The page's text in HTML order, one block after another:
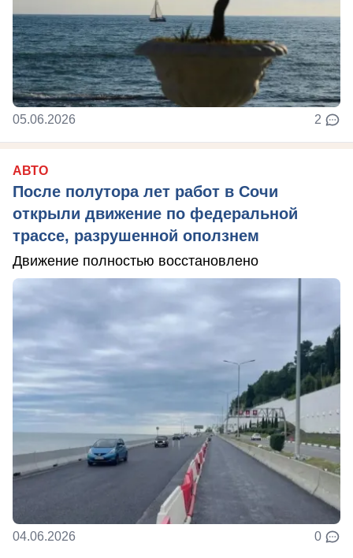
05.06.2026 2
АВТО
После полутора лет работ в Сочи
открыли движение по федеральной
трассе, разрушенной оползнем
Движение полностью восстановлено
04.06.2026 0